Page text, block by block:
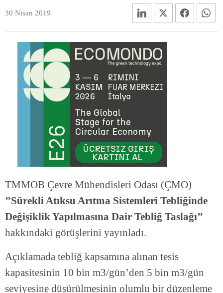
30 Nisan 2019
TMMOB Çevre Mühendisleri Odası (ÇMO)
’’Sürekli Atıksu Arıtma Sistemleri Tebliğinde
Değişiklik Yapılmasına Dair Tebliğ Taslağı’’
hakkındaki görüşlerini yayınladı.
Açıklamada tebliğ kapsamına alınan tesis
kapasitesinin 10 bin m3/gün’den 5 bin m3/gün
seviyesine düşürülmesinin olumlu bir düzenleme